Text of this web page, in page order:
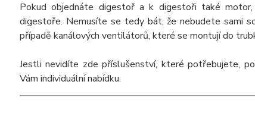
Pokud objednáte digestoř a k digestoři také
digestoře. Nemusíte se tedy bát, že nebudete sami
případě kanálových ventilátorů, které se montují do
Jestli nevidíte zde příslušenství, které potřebujete,
Vám individuální nabídku.